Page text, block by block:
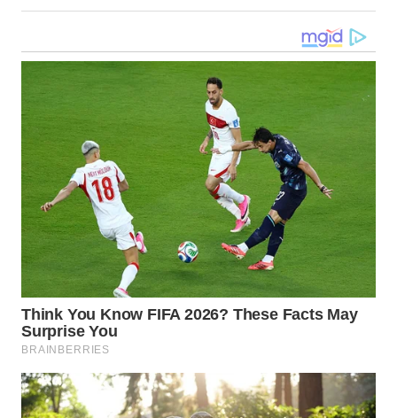
BALI
KALBAR
WN
KALTENG
WN
KALTARA
WN
KALSEL
KALTIM